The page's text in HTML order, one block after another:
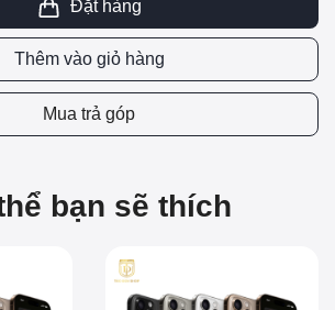
Đặt hàng
Thêm vào giỏ hàng
Mua trả góp
bạn sẽ thích